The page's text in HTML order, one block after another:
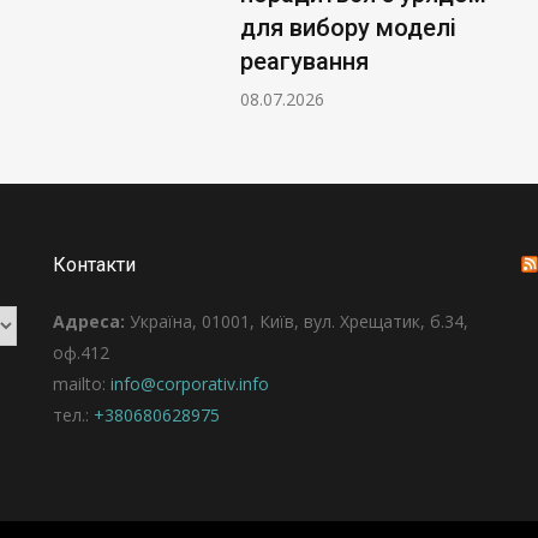
для вибору моделі
реагування
08.07.2026
Контакти
Адреса: Україна, 01001, Київ, вул. Хрещатик, б.34,
оф.412
mailto: info@corporativ.info
тел.: +380680628975